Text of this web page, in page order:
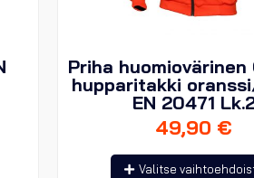
Priha huomiovärinen
hupparitakki
EN 20471
49,90 €
Valitse